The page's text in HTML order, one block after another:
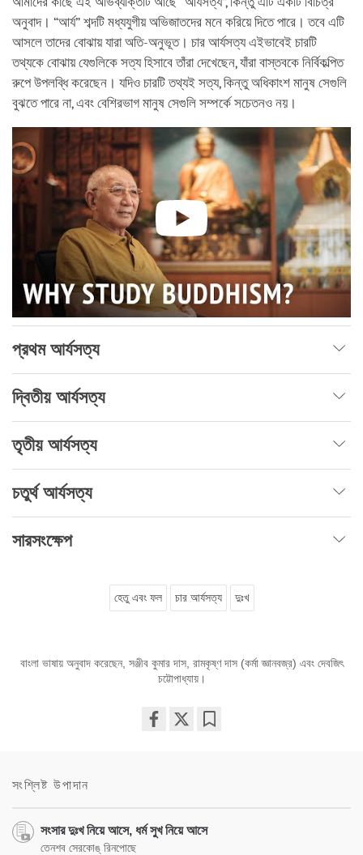
অনুবাদ। “আর্য” শব্দটি মধ্যযুগীয় অভিজাতদের মনে করিয়ে দিতে পারে। তবে এটি
আসলে তাদের বোঝায় যারা অতি-অনুভূত। চার আর্যসত্য এইভাবেই চারটি
তথ্যকে বোঝায় যেগুলিকে সত্য হিসাবে তাঁরা দেখেছেন, যাঁরা বাস্তবকে নির্বিকল্পিত
রুপে উপলব্ধি করেছেন। যদিও চারটি তথ্যই সত্য, কিন্তু অধিকাংশ মানুষ সেগুলি
বুঝতে পারে না, এবং বেশিরভাগ মানুষ সেগুলি সম্পর্কে সচেতনও নয়।
প্রথম আর্যসত্য
দ্বিতীয় আর্যসত্য
তৃতীয় আর্যসত্য
চতুর্থ আর্যসত্য
সারসংক্ষেপ
হেতু এবং ফল চার আর্যসত্য দুঃখ
বাংলা ভাষায় অনুবাদ করেছেন, সঞ্জীব কুমার দাস, রামকৃষ্ণ দাস (কর্মা জ্ঞানবজ্র) এবং দেবজিৎ
চট্টোপাধ্যায়।
সংশ্লিষ্ট উপাদান
সংসার দুঃখ নিয়ে আসে, ধর্ম সুখ নিয়ে আসে
তেনশব সেরকোঙ্‌ রিনপোছে